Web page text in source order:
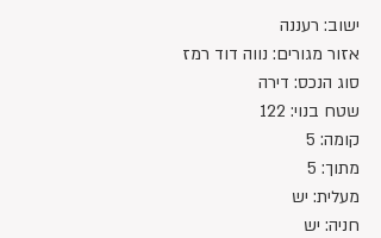
ישוב: רעננה
אזור מגורים: נווה דוד רמז
סוג הנכס: דירה
שטח בנוי: 122
קומה: 5
מתוך: 5
מעלית: יש
חניה: יש